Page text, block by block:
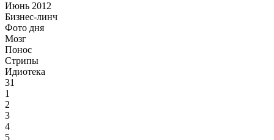
Июнь 2012
Бизнес-линч
Фото дня
Мозг
Понос
Стрипы
Идиотека
31
1
2
3
4
5